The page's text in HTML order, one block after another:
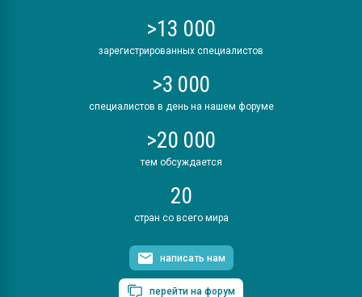
>13 000
зарегистрированных специалистов
>3 000
специалистов в день на нашем форуме
>20 000
тем обсуждается
20
стран со всего мира
написать нам
перейти на форум